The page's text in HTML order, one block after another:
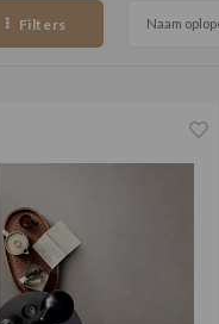
Filters Naam